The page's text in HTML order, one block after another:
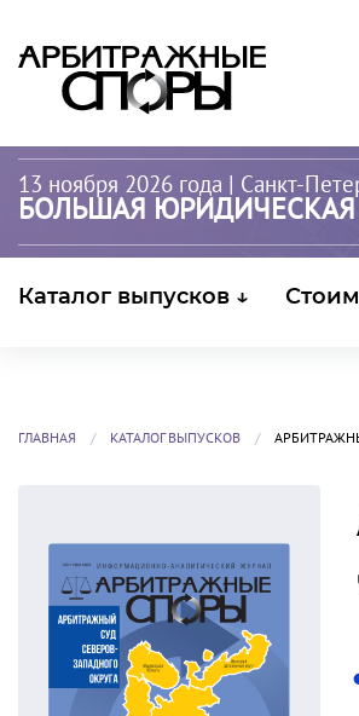
13 ноября 2026 года | Санкт-
БОЛЬШАЯ
Каталог выпусков ↓
ГЛАВНАЯ КАТАЛОГ ВЫПУСКОВ